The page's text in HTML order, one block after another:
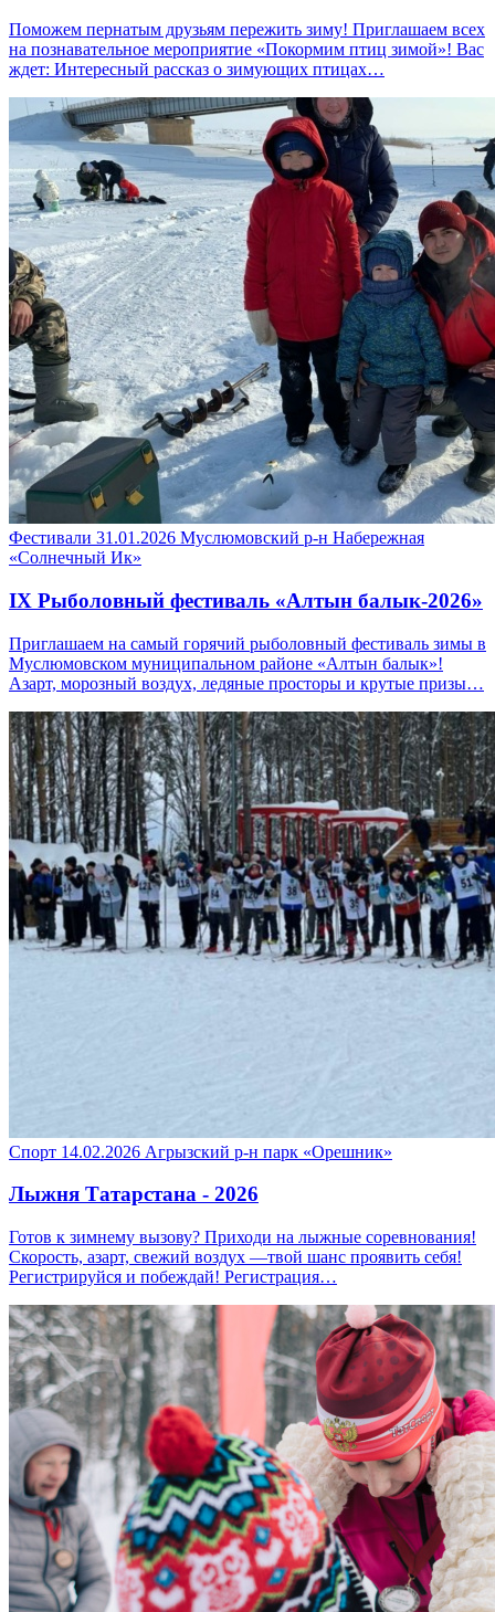
Поможем пернатым друзьям пережить зиму! Приглашаем всех
на познавательное мероприятие «Покормим птиц зимой»! Вас
ждет: Интересный рассказ о зимующих птицах…
Фестивали 31.01.2026 Муслюмовский р-н Набережная
«Солнечный Ик»
IX Рыболовный фестиваль «Алтын балык-2026»
Приглашаем на самый горячий рыболовный фестиваль зимы в
Муслюмовском муниципальном районе «Алтын балык»!
Азарт, морозный воздух, ледяные просторы и крутые призы…
Спорт 14.02.2026 Агрызский р-н парк «Орешник»
Лыжня Татарстана - 2026
Готов к зимнему вызову? Приходи на лыжные соревнования!
Скорость, азарт, свежий воздух —твой шанс проявить себя!
Регистрируйся и побеждай! Регистрация…